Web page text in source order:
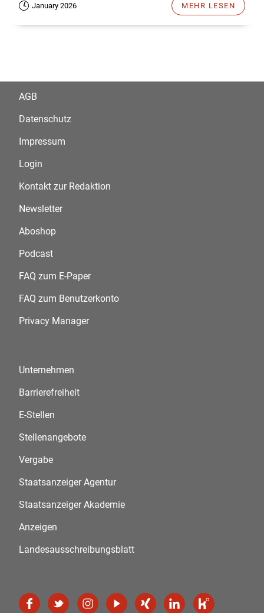
January 2026 MEHR LESEN
AGB
Datenschutz
Impressum
Login
Kontakt zur Redaktion
Newsletter
Aboshop
Podcast
FAQ zum E-Paper
FAQ zum Benutzerkonto
Privacy Manager
Unternehmen
Barrierefreiheit
E-Stellen
Stellenangebote
Vergabe
Staatsanzeiger Agentur
Staatsanzeiger Akademie
Anzeigen
Landesausschreibungsblatt